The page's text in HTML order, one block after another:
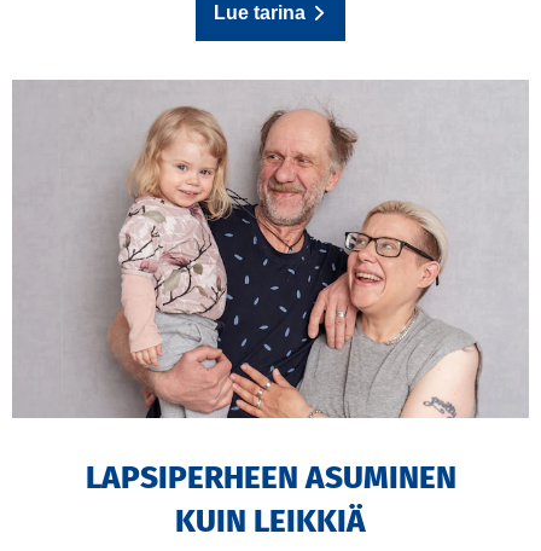
Lue tarina
LAPSIPERHEEN ASUMINEN
KUIN LEIKKIÄ